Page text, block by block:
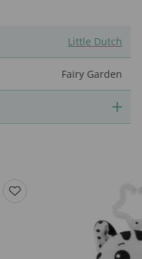
Little Dutch
Fairy Garden